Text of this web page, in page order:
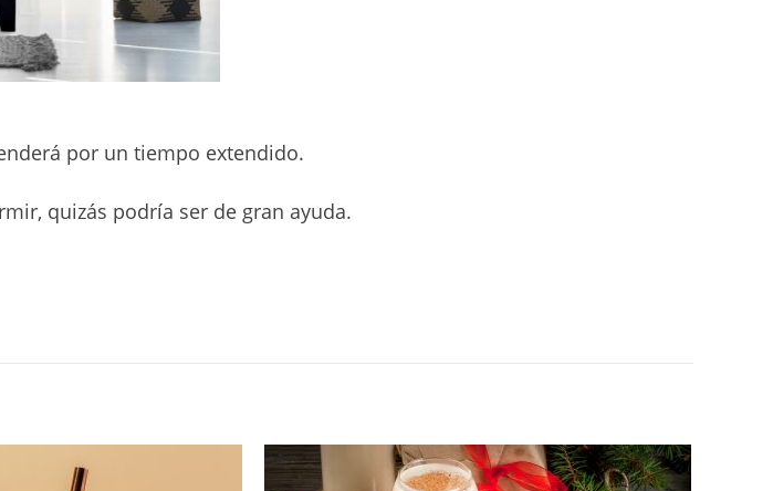
por un tiempo extendido.
quizás podría ser de gran ayuda.